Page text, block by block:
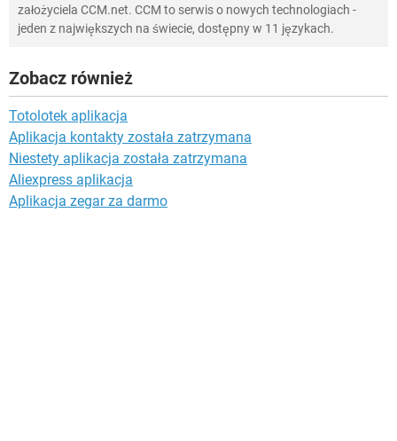
założyciela CCM.net. CCM to serwis o nowych technologiach -
jeden z największych na świecie, dostępny w 11 językach.
Zobacz również
Totolotek aplikacja
Aplikacja kontakty została zatrzymana
Niestety aplikacja została zatrzymana
Aliexpress aplikacja
Aplikacja zegar za darmo